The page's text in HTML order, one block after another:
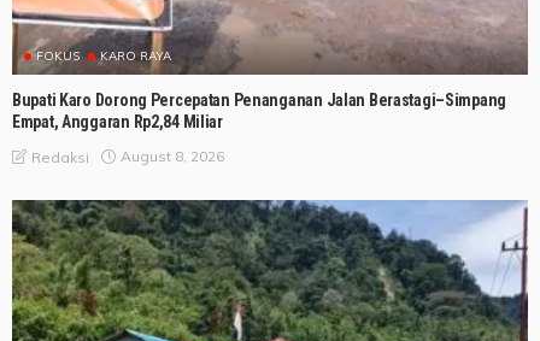
FOKUS KARO RAYA
Bupati Karo Dorong Percepatan Penanganan Jalan Berastagi–Simpang
Empat, Anggaran Rp2,84 Miliar
Redaksi August 8, 2026